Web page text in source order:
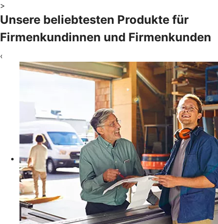
>
Unsere beliebtesten Produkte für
Firmenkundinnen und Firmenkunden
‹